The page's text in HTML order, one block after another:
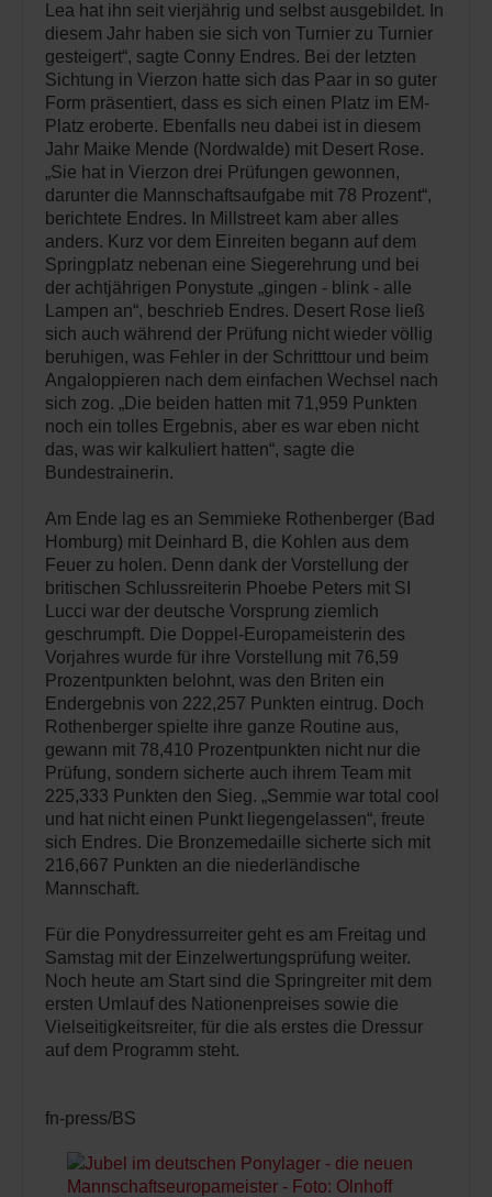
Lea hat ihn seit vierjährig und selbst ausgebildet. In
diesem Jahr haben sie sich von Turnier zu Turnier
gesteigert“, sagte Conny Endres. Bei der letzten
Sichtung in Vierzon hatte sich das Paar in so guter
Form präsentiert, dass es sich einen Platz im EM-
Platz eroberte. Ebenfalls neu dabei ist in diesem
Jahr Maike Mende (Nordwalde) mit Desert Rose.
„Sie hat in Vierzon drei Prüfungen gewonnen,
darunter die Mannschaftsaufgabe mit 78 Prozent“,
berichtete Endres. In Millstreet kam aber alles
anders. Kurz vor dem Einreiten begann auf dem
Springplatz nebenan eine Siegerehrung und bei
der achtjährigen Ponystute „gingen - blink - alle
Lampen an“, beschrieb Endres. Desert Rose ließ
sich auch während der Prüfung nicht wieder völlig
beruhigen, was Fehler in der Schritttour und beim
Angaloppieren nach dem einfachen Wechsel nach
sich zog. „Die beiden hatten mit 71,959 Punkten
noch ein tolles Ergebnis, aber es war eben nicht
das, was wir kalkuliert hatten“, sagte die
Bundestrainerin.
Am Ende lag es an Semmieke Rothenberger (Bad
Homburg) mit Deinhard B, die Kohlen aus dem
Feuer zu holen. Denn dank der Vorstellung der
britischen Schlussreiterin Phoebe Peters mit SI
Lucci war der deutsche Vorsprung ziemlich
geschrumpft. Die Doppel-Europameisterin des
Vorjahres wurde für ihre Vorstellung mit 76,59
Prozentpunkten belohnt, was den Briten ein
Endergebnis von 222,257 Punkten eintrug. Doch
Rothenberger spielte ihre ganze Routine aus,
gewann mit 78,410 Prozentpunkten nicht nur die
Prüfung, sondern sicherte auch ihrem Team mit
225,333 Punkten den Sieg. „Semmie war total cool
und hat nicht einen Punkt liegengelassen“, freute
sich Endres. Die Bronzemedaille sicherte sich mit
216,667 Punkten an die niederländische
Mannschaft.
Für die Ponydressurreiter geht es am Freitag und
Samstag mit der Einzelwertungsprüfung weiter.
Noch heute am Start sind die Springreiter mit dem
ersten Umlauf des Nationenpreises sowie die
Vielseitigkeitsreiter, für die als erstes die Dressur
auf dem Programm steht.
fn-press/BS